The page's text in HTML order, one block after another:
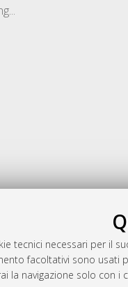
tecnici necessari per il
facoltativi sono usati
la navigazione solo con i
AMS Dottorato
ISSN: 2038-7946
Servizio